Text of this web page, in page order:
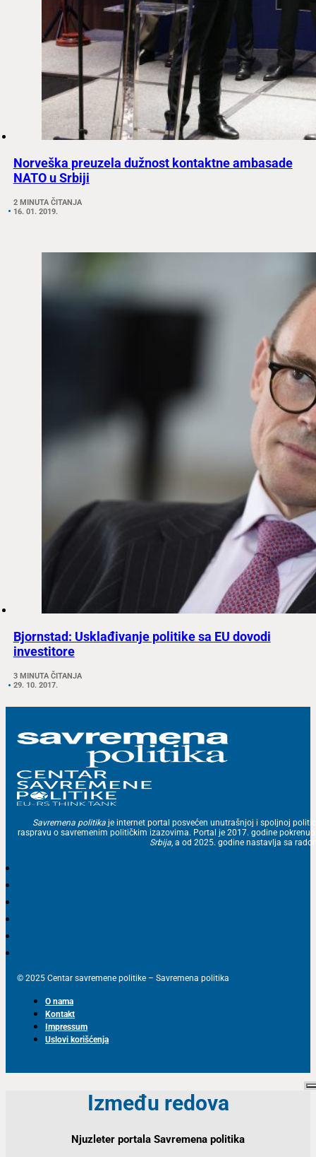
Norveška preuzela dužnost kontaktne ambasade
NATO u Srbiji
2 MINUTA ČITANJA
16. 01. 2019.
Bjornstad: Usklađivanje politike sa EU dovodi
investitore
3 MINUTA ČITANJA
29. 10. 2017.
Savremena politika je internet portal posvećen unutrašnjoj i spoljnoj
raspravu o savremenim političkim izazovima. Portal je 2017. godine
Srbija , a od 2025. godine nastavlja sa
© 2025 Centar savremene politike – Savremena politika
O nama
Kontakt
Impressum
Uslovi korišćenja
Između redova
Njuzleter portala Savremena politika